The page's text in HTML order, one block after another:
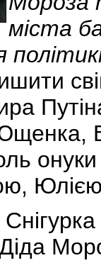
міста